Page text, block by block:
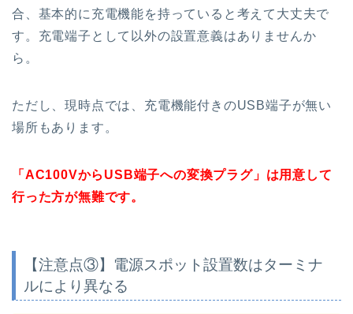
合、基本的に充電機能を持っていると考えて大丈夫で
す。充電端子として以外の設置意義はありませんか
ら。
ただし、現時点では、充電機能付きのUSB端子が無い
場所もあります。
「AC100VからUSB端子への変換プラグ」は用意して
行った方が無難です。
【注意点③】電源スポット設置数はターミナ
ルにより異なる